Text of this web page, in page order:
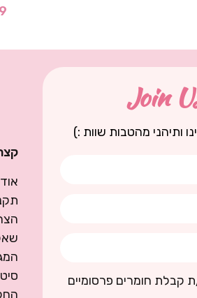
Join
ותיהני מהטבות שוות :)
קבלת חומרים פרסומיים